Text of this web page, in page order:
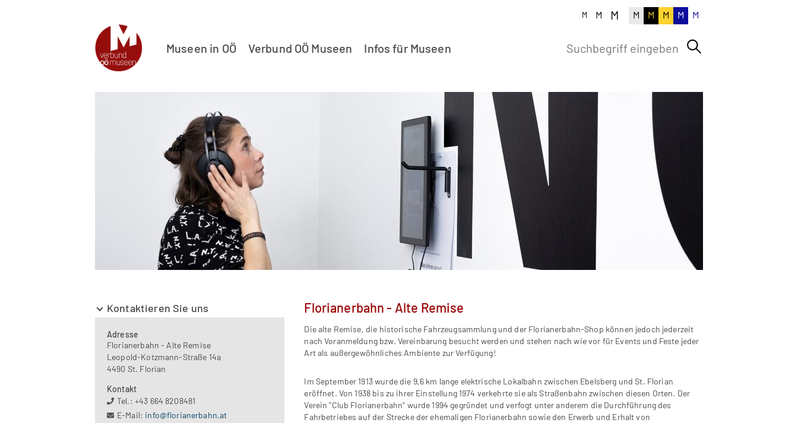
M M M M M M M M
Museen in OÖ Verbund OÖ Museen Infos für Museen
Kontaktieren Sie uns
Adresse
Florianerbahn - Alte Remise
Leopold-Kotzmann-Straße 14a
4490 St. Florian
Kontakt
Tel.: +43 664 8208481
E-Mail: info@florianerbahn.at
Florianerbahn - Alte Remise
Die alte Remise, die historische Fahrzeugsammlung und der Florianerbahn-Shop können jedoch jederzeit
nach Voranmeldung bzw. Vereinbarung besucht werden und stehen nach wie vor für Events und Feste jeder
Art als außergewöhnliches Ambiente zur Verfügung!
Im September 1913 wurde die 9,6 km lange elektrische Lokalbahn zwischen Ebelsberg und St. Florian
eröffnet. Von 1938 bis zu ihrer Einstellung 1974 verkehrte sie als Straßenbahn zwischen diesen Orten. Der
Verein "Club Florianerbahn" wurde 1994 gegründet und verfogt unter anderem die Durchführung des
Fahrbetriebes auf der Strecke der ehemaligen Florianerbahn sowie den Erwerb und Erhalt von